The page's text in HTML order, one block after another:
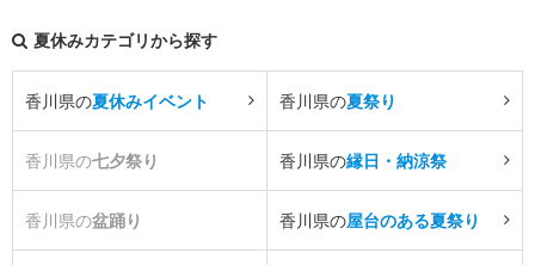
夏休みカテゴリから探す
香川県の夏休みイベント 香川県の夏祭り
香川県の七夕祭り 香川県の縁日・納涼祭
香川県の盆踊り 香川県の屋台のある夏祭り